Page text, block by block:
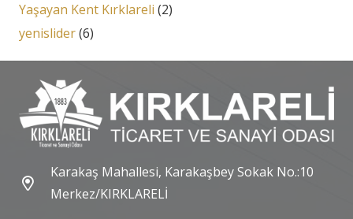
Yaşayan Kent Kırklareli (2)
yenislider(6)
Karakaş Mahallesi, Karakaşbey Sokak No.:10
Merkez/KIRKLARELİ